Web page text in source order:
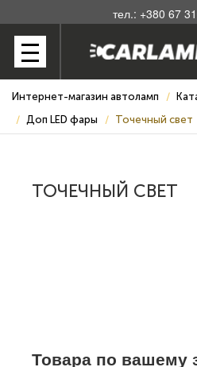
тел.: +380 67
Интернет-магазин автоламп
Доп LED фары
Точечный свет
ТОЧЕЧНЫЙ СВЕТ
Товара по вашему